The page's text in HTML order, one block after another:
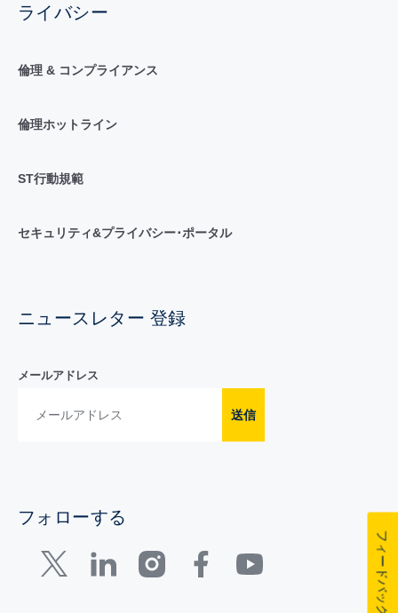
ライバシー
倫理 & コンプライアンス
倫理ホットライン
ST行動規範
セキュリティ&プライバシー･ポータル
ニュースレター 登録
メールアドレス
送信
フォローする
フィードバック